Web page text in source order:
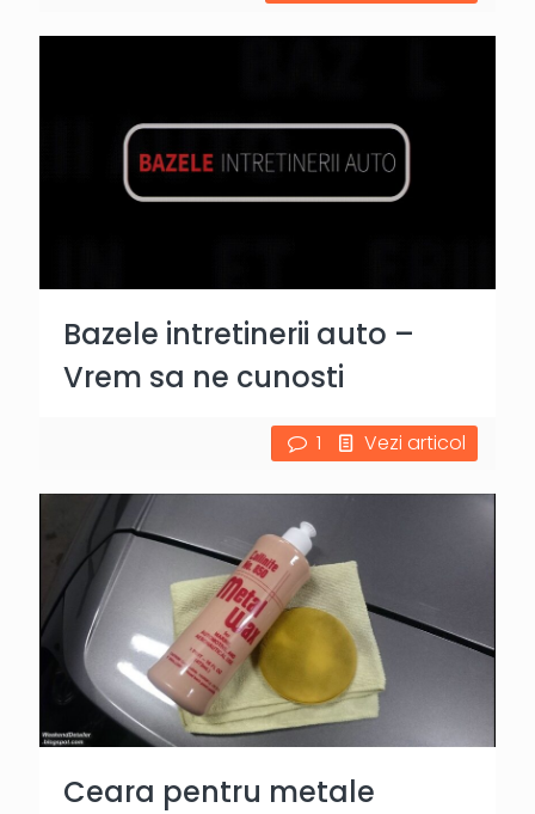
Bazele intretinerii auto –
Vrem sa ne cunosti
1 Vezi articol
Ceara pentru metale